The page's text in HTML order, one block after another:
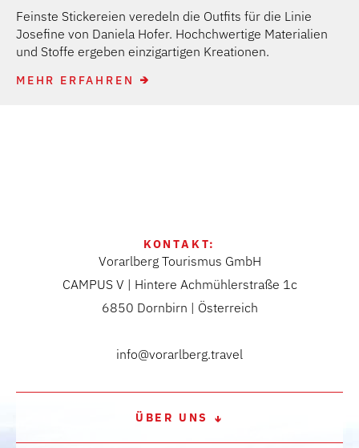
Feinste Stickereien veredeln die Outfits für die Linie
Josefine von Daniela Hofer. Hochchwertige Materialien
und Stoffe ergeben einzigartigen Kreationen.
MEHR ERFAHREN
KONTAKT:
Vorarlberg Tourismus GmbH
CAMPUS V | Hintere Achmühlerstraße 1c
6850 Dornbirn | Österreich
info@vorarlberg.travel
ÜBER UNS